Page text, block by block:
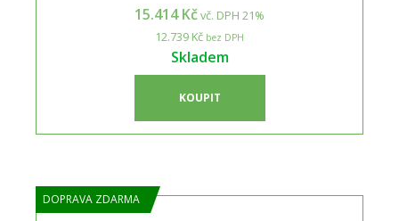
15.414 Kčvč. DPH 21%
12.739 Kč bez DPH
Skladem
KOUPIT
DOPRAVA ZDARMA